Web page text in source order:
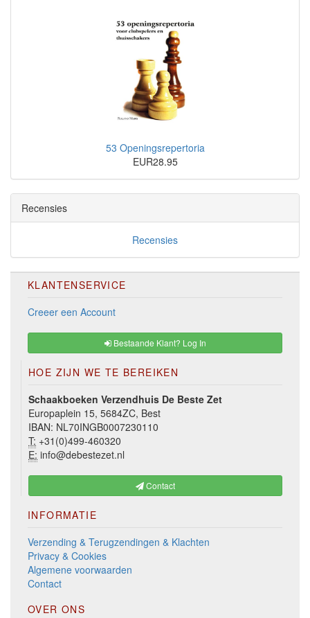
53 Openingsrepertoria
EUR28.95
Recensies
Recensies
KLANTENSERVICE
Creeer een Account
Bestaande Klant? Log In
HOE ZIJN WE TE BEREIKEN
Schaakboeken Verzendhuis De Beste Zet
Europaplein 15, 5684ZC, Best
IBAN: NL70INGB0007230110
T: +31(0)499-460320
E: info@debestezet.nl
Contact
INFORMATIE
Verzending & Terugzendingen & Klachten
Privacy & Cookies
Algemene voorwaarden
Contact
OVER ONS